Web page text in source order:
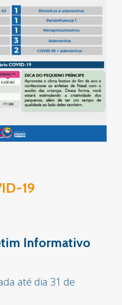
19
Informativo
até dia 31 de